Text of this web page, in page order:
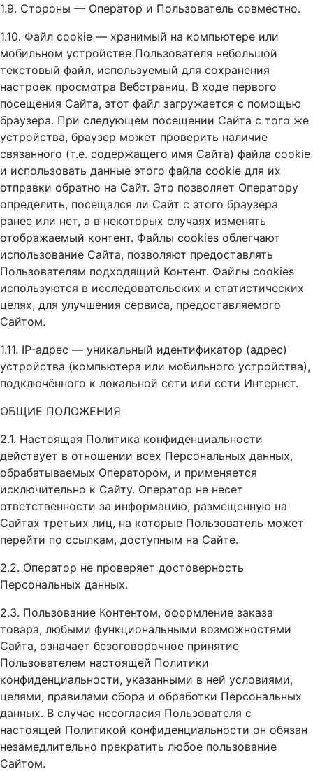
1.9. Стороны — Оператор и Пользователь совместно.
1.10. Файл cookie — хранимый на компьютере или
мобильном устройстве Пользователя небольшой
текстовый файл, используемый для сохранения
настроек просмотра Вебстраниц. В ходе первого
посещения Сайта, этот файл загружается с помощью
браузера. При следующем посещении Сайта с того же
устройства, браузер может проверить наличие
связанного (т.е. содержащего имя Сайта) файла cookie
и использовать данные этого файла cookie для их
отправки обратно на Сайт. Это позволяет Оператору
определить, посещался ли Сайт с этого браузера
ранее или нет, а в некоторых случаях изменять
отображаемый контент. Файлы cookies облегчают
использование Сайта, позволяют предоставлять
Пользователям подходящий Контент. Файлы cookies
используются в исследовательских и статистических
целях, для улучшения сервиса, предоставляемого
Сайтом.
1.11. IP-адрес — уникальный идентификатор (адрес)
устройства (компьютера или мобильного устройства),
подключённого к локальной сети или сети Интернет.
ОБЩИЕ ПОЛОЖЕНИЯ
2.1. Настоящая Политика конфиденциальности
действует в отношении всех Персональных данных,
обрабатываемых Оператором, и применяется
исключительно к Сайту. Оператор не несет
ответственности за информацию, размещенную на
Сайтах третьих лиц, на которые Пользователь может
перейти по ссылкам, доступным на Сайте.
2.2. Оператор не проверяет достоверность
Персональных данных.
2.3. Пользование Контентом, оформление заказа
товара, любыми функциональными возможностями
Сайта, означает безоговорочное принятие
Пользователем настоящей Политики
конфиденциальности, указанными в ней условиями,
целями, правилами сбора и обработки Персональных
данных. В случае несогласия Пользователя с
настоящей Политикой конфиденциальности он обязан
незамедлительно прекратить любое пользование
Сайтом.